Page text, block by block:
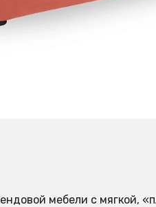
мебели с мягкой,